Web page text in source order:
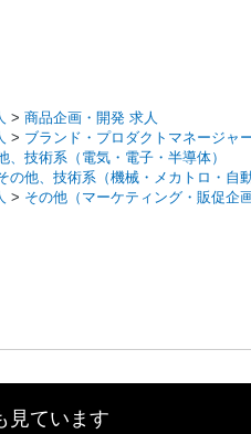
> 商品企画・開発 求人
> ブランド・プロダクトマネージャ
、技術系（電気・電子・半導体）
の他、技術系（機械・メカトロ・自動
> その他（マーケティング・販促企
見ています